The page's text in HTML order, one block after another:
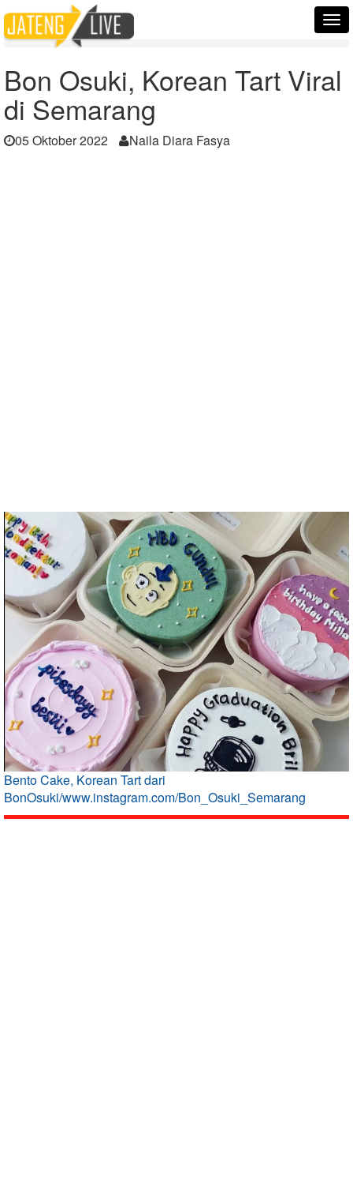
Home
Berita
Bon Osuki, Korean Tart Viral di Semarang
Bon Osuki, Korean Tart Viral
di Semarang
05 Oktober 2022 Naila Diara Fasya
Bento Cake, Korean Tart dari
BonOsuki/www.instagram.com/Bon_Osuki_Semarang